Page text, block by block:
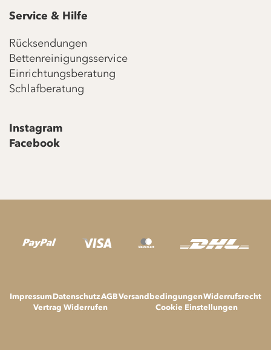
Service & Hilfe
Rücksendungen
Bettenreinigungsservice
Einrichtungsberatung
Schlafberatung
Instagram
Facebook
ImpressumDatenschutzAGBVersandbedingungenWiderrufsrecht
Vertrag Widerrufen
Cookie Einstellungen